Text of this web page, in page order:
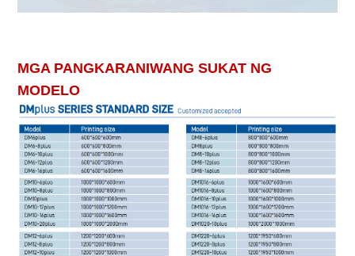
MGA PANGKARANIWANG SUKAT NG
MODELO